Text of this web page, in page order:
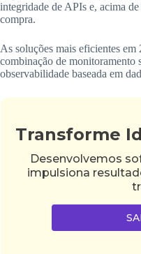
integridade de APIs e, acima
compra.
As soluções mais eficientes
combinação de monitoramento
observabilidade baseada em
Transforme
Desenvolvemos
impulsiona